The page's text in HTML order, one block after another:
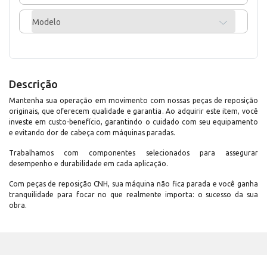
Modelo
Descrição
Mantenha sua operação em movimento com nossas peças de reposição
originais, que oferecem qualidade e garantia. Ao adquirir este item, você
investe em custo-benefício, garantindo o cuidado com seu equipamento
e evitando dor de cabeça com máquinas paradas.
Trabalhamos com componentes selecionados para assegurar
desempenho e durabilidade em cada aplicação.
Com peças de reposição CNH, sua máquina não fica parada e você ganha
tranquilidade para focar no que realmente importa: o sucesso da sua
obra.